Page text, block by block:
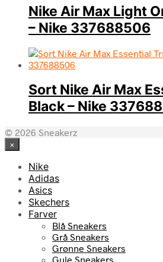
Nike Air Max Light
– Nike 337688506
Sort Nike Air Max
Black – Nike
© 2026 Sneakerz
×
Nike
Adidas
Asics
Skechers
Farver
Blå Sneakers
Grå Sneakers
Grønne Sneakers
Gule Sneakers